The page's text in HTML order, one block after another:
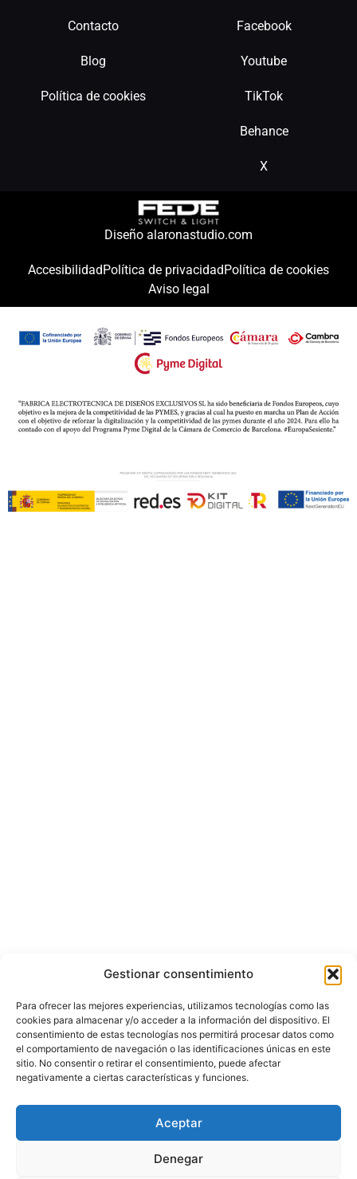
Gestionar consentimiento
Para ofrecer las mejores experiencias, utilizamos tecnologías como las
cookies para almacenar y/o acceder a la información del dispositivo. El
consentimiento de estas tecnologías nos permitirá procesar datos como
el comportamiento de navegación o las identificaciones únicas en este
sitio. No consentir o retirar el consentimiento, puede afectar
negativamente a ciertas características y funciones.
Aceptar
Denegar
Contacto
Blog
Política de cookies
Facebook
Youtube
TikTok
Behance
X
Diseño alaronastudio.com
AccesibilidadPolítica de privacidadPolítica de cookies
Aviso legal